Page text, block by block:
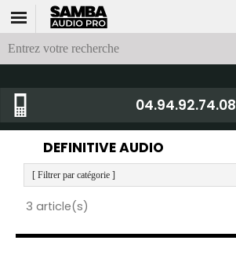
04.94.92.74.08
DEFINITIVE AUDIO
[ Filtrer par catégorie ]
3 article(s)